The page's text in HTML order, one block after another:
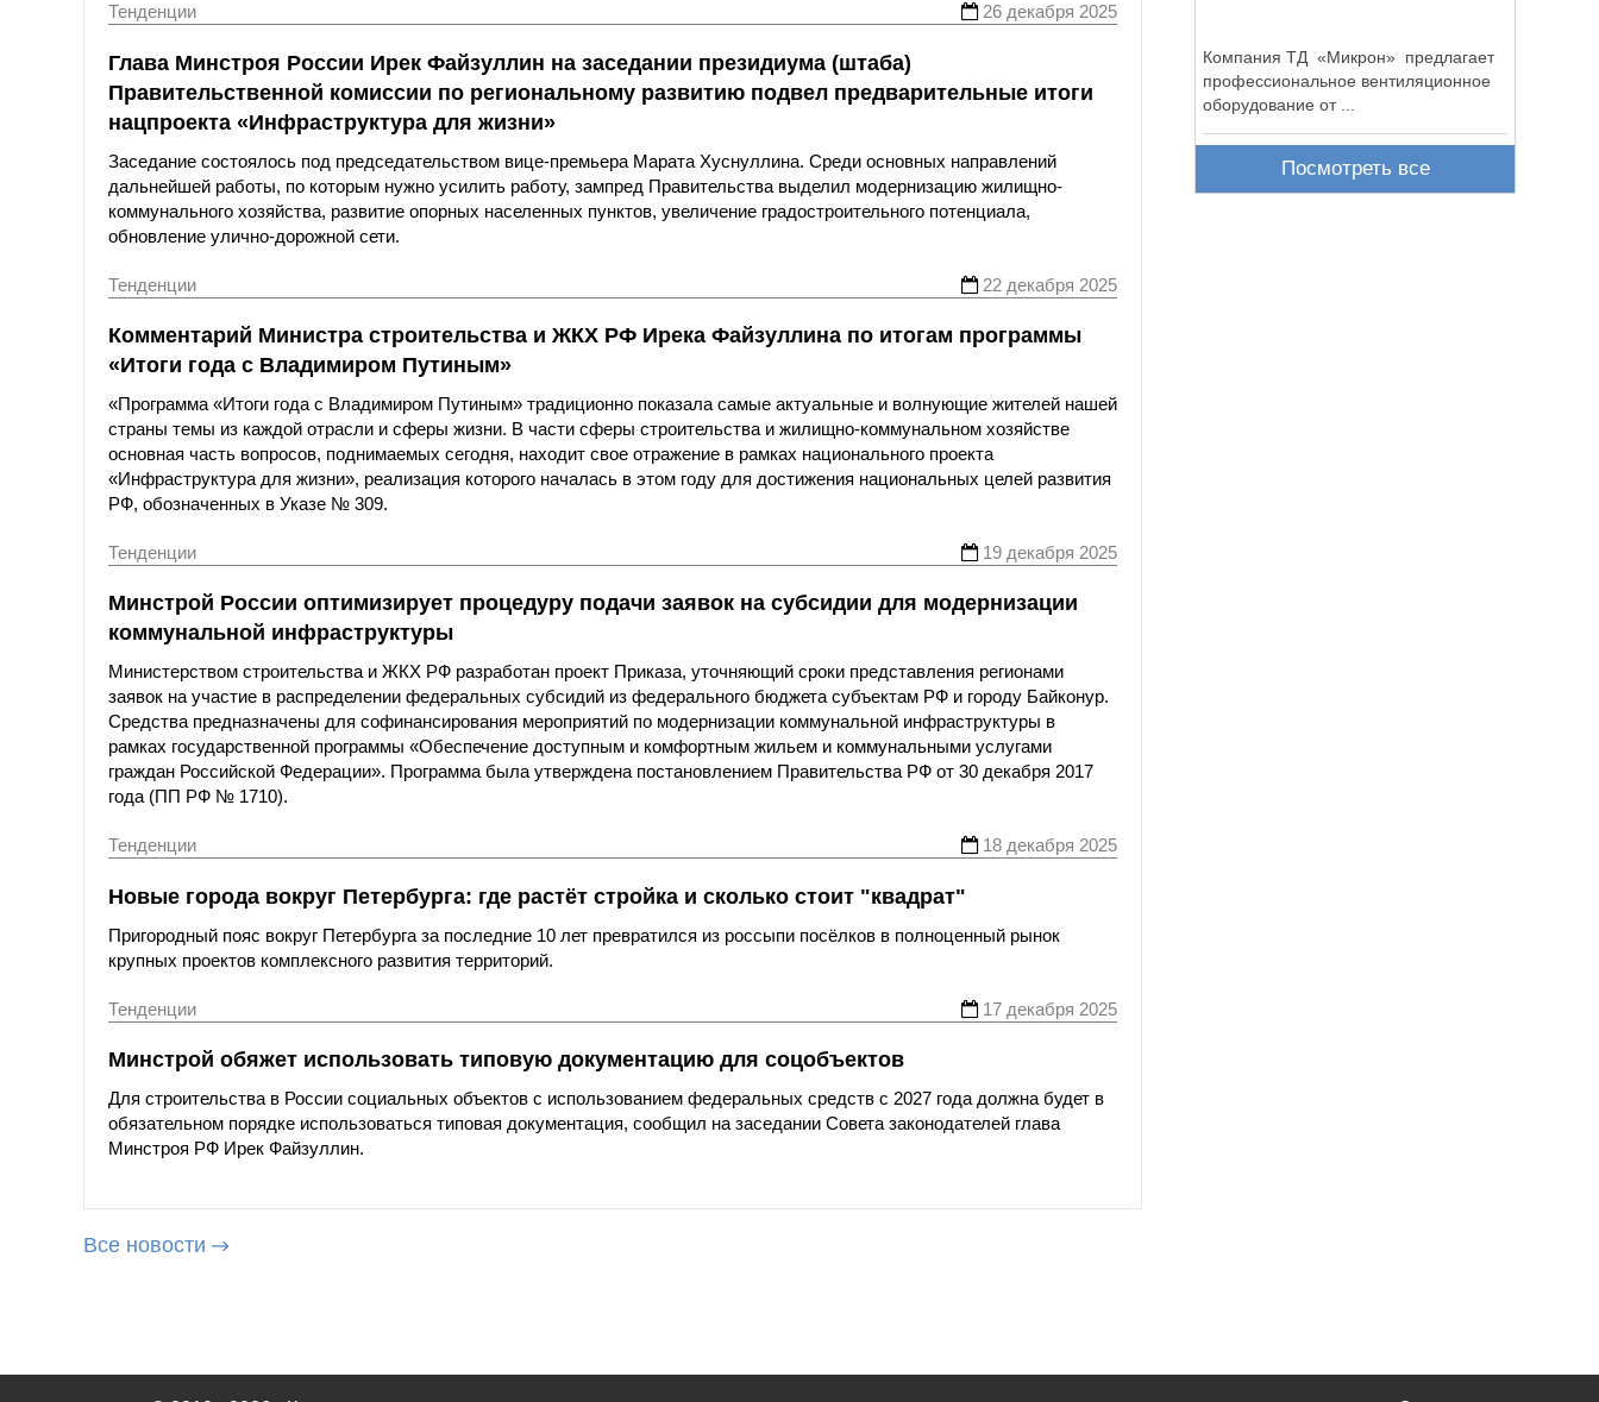
Тенденции 26 декабря 2025
Глава Минстроя России Ирек Файзуллин на заседании президиума (штаба)
Правительственной комиссии по региональному развитию подвел предварительные итоги
нацпроекта «Инфраструктура для жизни»
Заседание состоялось под председательством вице-премьера Марата Хуснуллина. Среди основных направлений
дальнейшей работы, по которым нужно усилить работу, зампред Правительства выделил модернизацию жилищно-
коммунального хозяйства, развитие опорных населенных пунктов, увеличение градостроительного потенциала,
обновление улично-дорожной сети.
Тенденции 22 декабря 2025
Комментарий Министра строительства и ЖКХ РФ Ирека Файзуллина по итогам программы
«Итоги года с Владимиром Путиным»
«Программа «Итоги года с Владимиром Путиным» традиционно показала самые актуальные и волнующие жителей нашей
страны темы из каждой отрасли и сферы жизни. В части сферы строительства и жилищно-коммунальном хозяйстве
основная часть вопросов, поднимаемых сегодня, находит свое отражение в рамках национального проекта
«Инфраструктура для жизни», реализация которого началась в этом году для достижения национальных целей развития
РФ, обозначенных в Указе № 309.
Тенденции 19 декабря 2025
Минстрой России оптимизирует процедуру подачи заявок на субсидии для модернизации
коммунальной инфраструктуры
Министерством строительства и ЖКХ РФ разработан проект Приказа, уточняющий сроки представления регионами
заявок на участие в распределении федеральных субсидий из федерального бюджета субъектам РФ и городу Байконур.
Средства предназначены для софинансирования мероприятий по модернизации коммунальной инфраструктуры в
рамках государственной программы «Обеспечение доступным и комфортным жильем и коммунальными услугами
граждан Российской Федерации». Программа была утверждена постановлением Правительства РФ от 30 декабря 2017
года (ПП РФ № 1710).
Тенденции 18 декабря 2025
Новые города вокруг Петербурга: где растёт стройка и сколько стоит "квадрат"
Пригородный пояс вокруг Петербурга за последние 10 лет превратился из россыпи посёлков в полноценный рынок
крупных проектов комплексного развития территорий.
Тенденции 17 декабря 2025
Минстрой обяжет использовать типовую документацию для соцобъектов
Для строительства в России социальных объектов с использованием федеральных средств с 2027 года должна будет в
обязательном порядке использоваться типовая документация, сообщил на заседании Совета законодателей глава
Минстроя РФ Ирек Файзуллин.
Все новости
Компания ТД «Микрон» предлагает
профессиональное вентиляционное
оборудование от ...
Посмотреть все